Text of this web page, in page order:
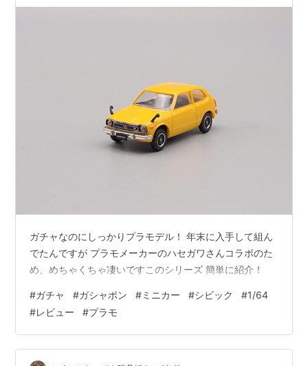
ガチャなのにしっかりプラモデル！ 年末に入手して組ん
でたんですが プラモメーカーのハセガワさんコラボのた
め、めちゃくちゃ凄いですこのシリーズ 簡単に紹介！
#ガチャ #ガシャポン #ミニカー #シビック #1/64
#レビュー #プラモ